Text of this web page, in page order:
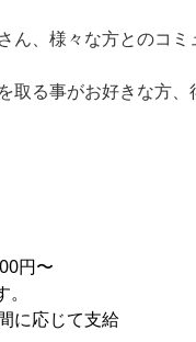
ん、様々な方とのコ
取る事がお好きな方
円〜
に応じて支給